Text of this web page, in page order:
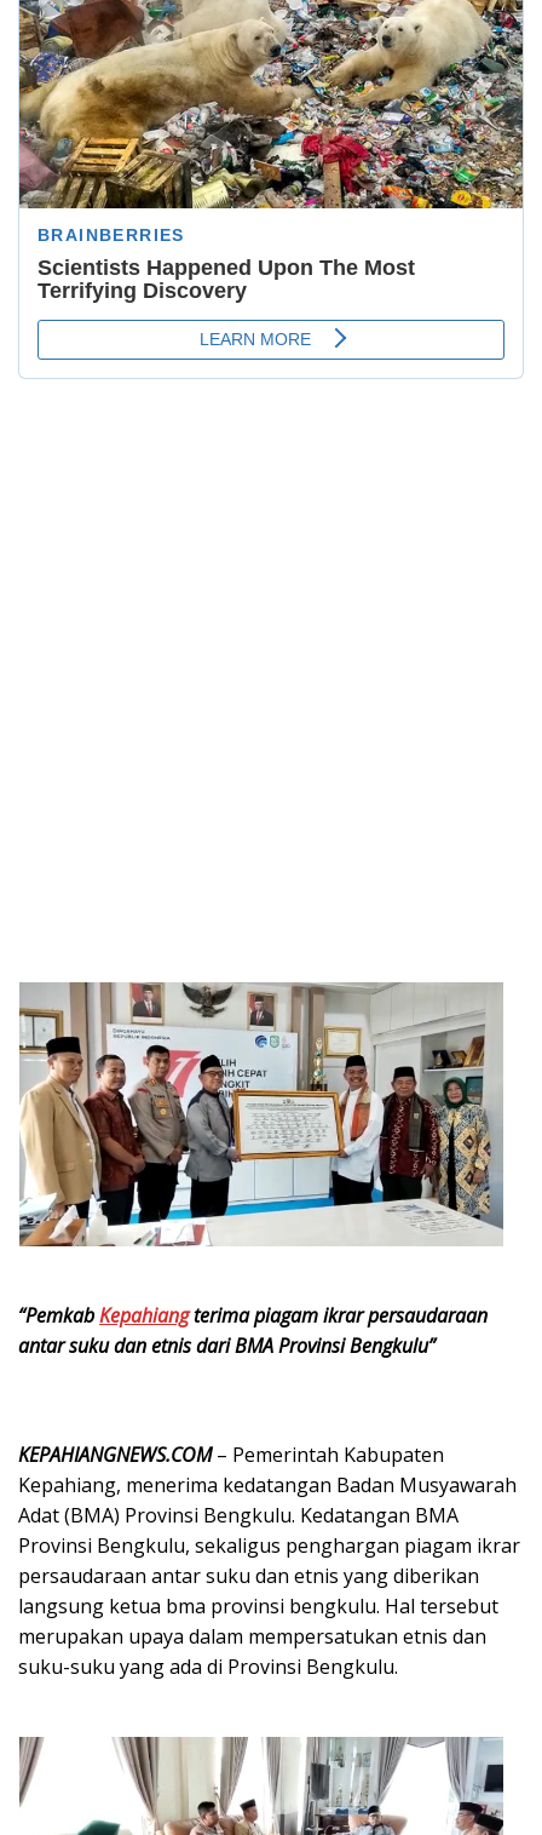
“PemkabKepahiangterima piagam ikrar persaudaraan
antar suku dan etnis dari BMA Provinsi Bengkulu”
KEPAHIANGNEWS.COM– Pemerintah Kabupaten
Kepahiang, menerima kedatangan Badan Musyawarah
Adat (BMA) Provinsi Bengkulu. Kedatangan BMA
Provinsi Bengkulu, sekaligus penghargan piagam ikrar
persaudaraan antar suku dan etnis yang diberikan
langsung ketua bma provinsi bengkulu. Hal tersebut
merupakan upaya dalam mempersatukan etnis dan
suku-suku yang ada di Provinsi Bengkulu.